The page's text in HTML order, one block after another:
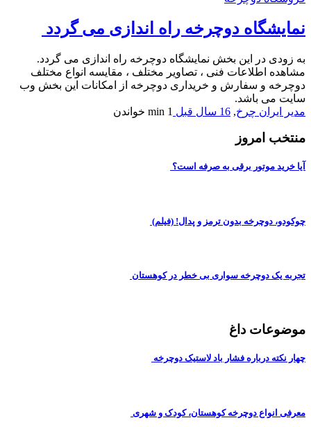
نمایشگاه دوچرخه راه اندازی می گردد
به زودی در این بخش نمایشگاه دوچرخه راه اندازی می گردد.
مشاهده اطلاعات فنی ، تصاویر مختلف ، مقایسه انواع مختلف
دوچرخه و سفارش و خریداری دوچرخه از امکانات این بخش وب
سایت می باشد.
مدیر ایران چرخ, 16 سال قبل 1 min خواندن
منتخب امروز
آیا خرید موتور برقی به صرفه است؟
چوکودو، دوچرخه بدون ترمز و پدال! (فیلم)
تجربه یک دوچرخه سواری بی خطر در کوهستان
موضوعات داغ
چهار نکته درباره فشار باد لاستیک دوچرخه
معرفی انواع دوچرخه کوهستان، کودک و شهری